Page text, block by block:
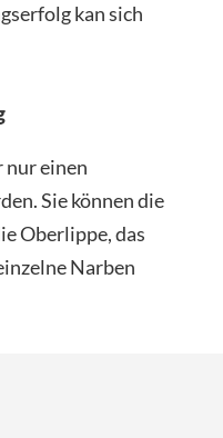
kan sich
nur einen
Sie können die
Oberlippe, das
Narben